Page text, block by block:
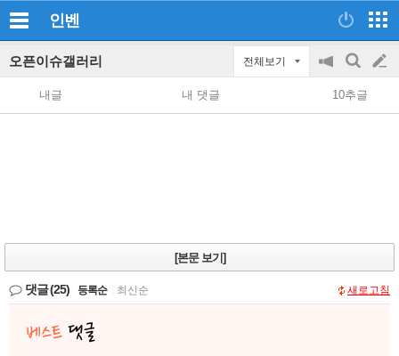
인벤
오픈이슈갤러리 전체보기
공
지
on/off
검
색
글
쓰
내글 내 댓글 10추글
[본문 보기]
댓글(25) 등록순 최신순 새로고침